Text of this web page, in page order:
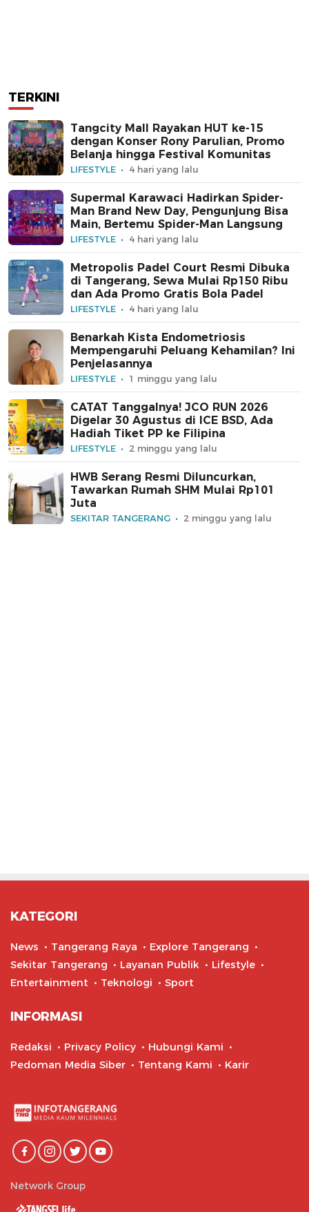
TERKINI
Tangcity Mall Rayakan HUT ke-15
dengan Konser Rony Parulian, Promo
Belanja hingga Festival Komunitas
LIFESTYLE 4 hari yang lalu
Supermal Karawaci Hadirkan Spider-
Man Brand New Day, Pengunjung Bisa
Main, Bertemu Spider-Man Langsung
LIFESTYLE 4 hari yang lalu
Metropolis Padel Court Resmi Dibuka
di Tangerang, Sewa Mulai Rp150 Ribu
dan Ada Promo Gratis Bola Padel
LIFESTYLE 4 hari yang lalu
Benarkah Kista Endometriosis
Mempengaruhi Peluang Kehamilan? Ini
Penjelasannya
LIFESTYLE 1 minggu yang lalu
CATAT Tanggalnya! JCO RUN 2026
Digelar 30 Agustus di ICE BSD, Ada
Hadiah Tiket PP ke Filipina
LIFESTYLE 2 minggu yang lalu
HWB Serang Resmi Diluncurkan,
Tawarkan Rumah SHM Mulai Rp101
Juta
SEKITAR TANGERANG 2 minggu yang lalu
KATEGORI
News Tangerang Raya
Explore Tangerang
Sekitar Tangerang
Layanan Publik
Lifestyle
Entertainment
Teknologi Sport
INFORMASI
Redaksi Privacy Policy
Hubungi Kami
Pedoman Media Siber
Tentang Kami Karir
Network Group